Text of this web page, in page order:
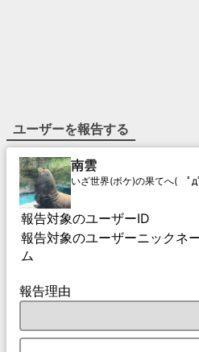
ユーザーを報告する
南雲
いざ世界(ボケ)の果てへ( ﾟд
報告対象のユーザーID
報告対象のユーザーニックネ
ム
報告理由